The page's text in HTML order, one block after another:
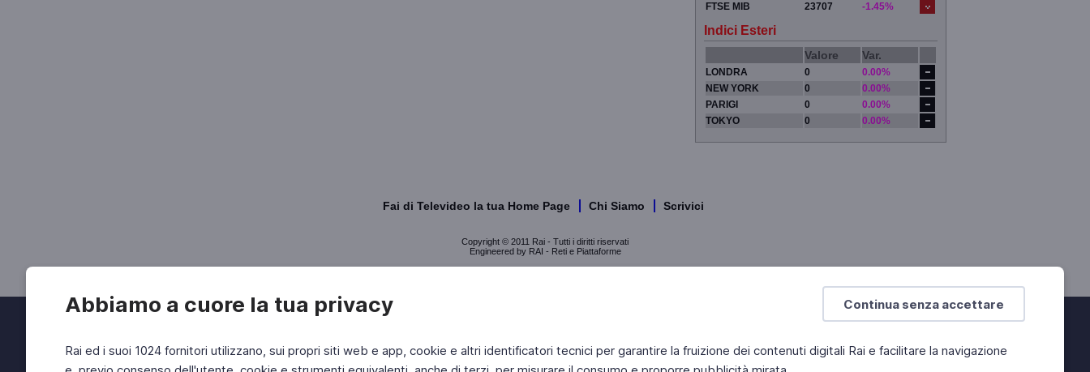
Continua senza accettare
Abbiamo a cuore la tua privacy
Rai ed i suoi 1024 fornitori utilizzano, sui propri siti web e app, cookie e altri identificatori tecnici per garantire la fruizione dei contenuti digitali Rai e facilitare la navigazione
FTSE MIB
23707 -1.45%
Indici Esteri
Valore Var.
LONDRA 0
0.00%
NEW YORK
0
0.00%
PARIGI
0
0.00%
TOKYO
0 0.00%
Fai di Televideo la tua Home Page Chi Siamo Scrivici
Copyright © 2011 Rai - Tutti i diritti riservati
Engineered by RAI - Reti e Piattaforme